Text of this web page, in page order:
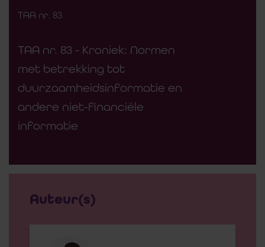
TAA nr. 83
TAA nr. 83 - Kroniek: Normen
met betrekking tot
duurzaamheidsinformatie en
andere niet-financiële
informatie
Auteur(s)